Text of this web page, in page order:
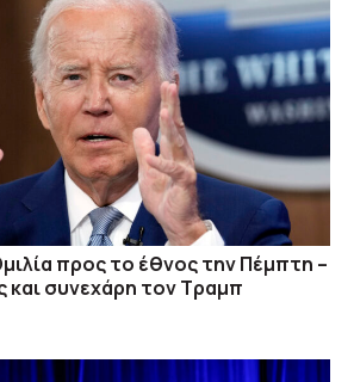
προς το έθνος την Πέμπτη –
και συνεχάρη τον Τραμπ